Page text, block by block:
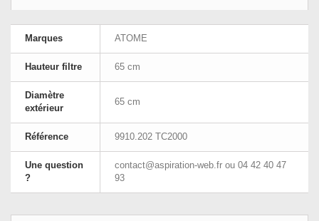
Marques ATOME
Hauteur filtre 65 cm
Diamètre
extérieur
65 cm
Référence 9910.202 TC2000
Une question
?
contact@aspiration-web.fr ou 04 42 40 47
93